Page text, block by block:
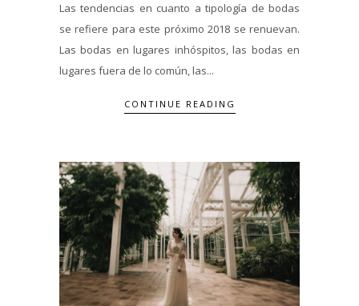
Las tendencias en cuanto a tipología de bodas
se refiere para este próximo 2018 se renuevan.
Las bodas en lugares inhóspitos, las bodas en
lugares fuera de lo común, las...
CONTINUE READING